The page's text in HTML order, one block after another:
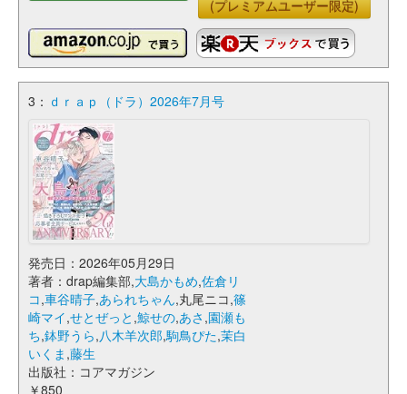
(プレミアムユーザー限定)
3： ｄｒａｐ（ドラ）2026年7月号
発売日：2026年05月29日
著者：drap編集部,大島かもめ,佐倉リ
コ,車谷晴子,あられちゃん,丸尾ニコ,篠
崎マイ,せとぜっと ,鯨せの,あさ ,園瀬も
ち,鉢野うら,八木羊次郎,駒鳥ぴた,茉白
いくま ,藤生
出版社：コアマガジン
￥850